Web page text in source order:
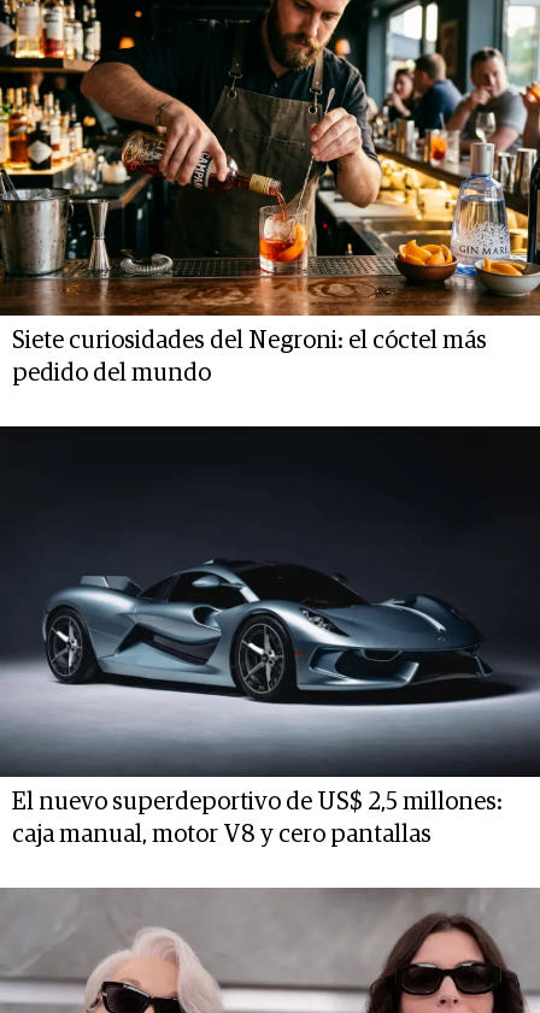
Siete curiosidades del Negroni: el cóctel más
pedido del mundo
El nuevo superdeportivo de US$ 2,5 millones:
caja manual, motor V8 y cero pantallas